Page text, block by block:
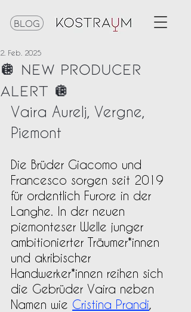
Blog
🪩 NEW PRODUCER
ALERT 🪩
2. Feb. 2025
Vaira Aurelj, Vergne,
Piemont
Die Brüder Giacomo und
Francesco sorgen seit 2019
für ordentlich Furore in der
Langhe. In der neuen
piemonteser Welle junger
ambitionierter Träumer*innen
und akribischer
Handwerker*innen reihen sich
die Gebrüder Vaira neben
Namen wie Cristina Prandi,